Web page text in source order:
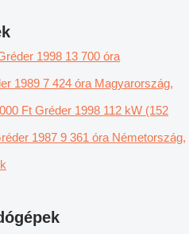
1998 13 700 óra
1989 7 424 óra Magyarország,
Ft Gréder 1998 112 kW (152
1987 9 361 óra Németország,